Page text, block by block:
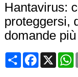
Hantavirus:
proteggersi,
domande
CondividiFacebook
X